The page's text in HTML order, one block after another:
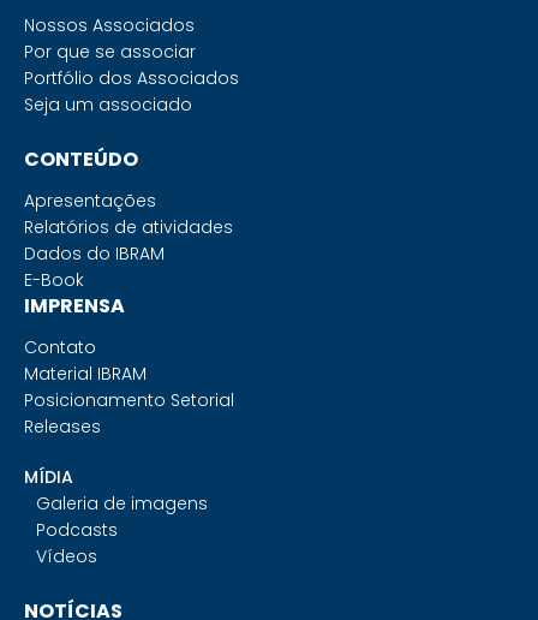
Nossos Associados
Por que se associar
Portfólio dos Associados
Seja um associado
CONTEÚDO
Apresentações
Relatórios de atividades
Dados do IBRAM
E-Book
IMPRENSA
Contato
Material IBRAM
Posicionamento Setorial
Releases
MÍDIA
Galeria de imagens
Podcasts
Vídeos
NOTÍCIAS